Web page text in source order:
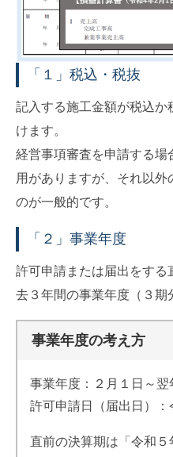
「１」税込・税抜
記入する施工金額が税込
けます。
経営事項審査を申請する
用がありますが、それ以
のが一般的です。
「２」事業年度
許可申請または届出をする
去３年間の事業年度（３期
事業年度の考え方
事業年度：２月１日～翌
許可申請日（届出日）：
直前の決算期は「令和